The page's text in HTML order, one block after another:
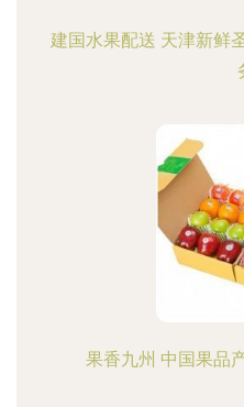
建国水果配送 天津新鲜
果香九州 中国果品